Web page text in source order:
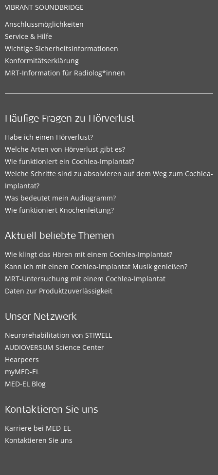
VIBRANT SOUNDBRIDGE
Anschlussmöglichkeiten
Service & Hilfe
Wichtige Sicherheitsinformationen
Konformitätserklärung
MRT-Information für Radiolog*innen
Häufige Fragen zu Hörverlust
Habe ich einen Hörverlust?
Welche Arten von Hörverlust gibt es?
Wie funktioniert ein Cochlea-Implantat?
Welche Schritte sind zu absolvieren auf dem Weg zum Cochlea-
Implantat?
Was bedeutet mein Audiogramm?
Wie funktioniert Knochenleitung?
Aktuell beliebte Themen
Wie klingt das Hören mit einem Cochlea-Implantat?
Kann ich mit einem Cochlea-Implantat Musik genießen?
MRT-Untersuchung mit einem Cochlea-Implantat
Daten zur Produktzuverlässigkeit
Unser Netzwerk
Neurorehabilitation von STIWELL
AUDIOVERSUM Science Center
Hearpeers
myMED‑EL
MED-EL Blog
Kontaktieren Sie uns
Karriere bei MED-EL
Kontaktieren Sie uns